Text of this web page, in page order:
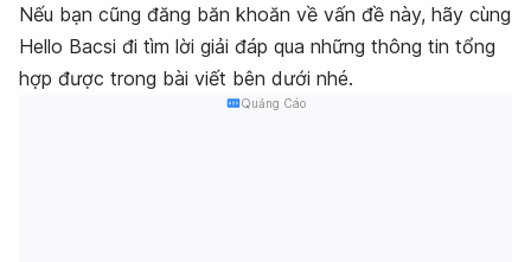
Nếu bạn cũng đăng băn khoăn về vấn đề này, hãy cùng
Hello Bacsi đi tìm lời giải đáp qua những thông tin tổng
hợp được trong bài viết bên dưới nhé.
Quảng Cáo